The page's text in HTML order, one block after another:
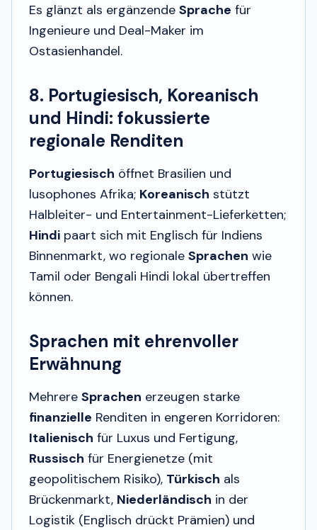
Es glänzt als ergänzende Sprache für
Ingenieure und Deal-Maker im
Ostasienhandel.
8. Portugiesisch, Koreanisch
und Hindi: fokussierte
regionale Renditen
Portugiesisch öffnet Brasilien und
lusophones Afrika; Koreanisch stützt
Halbleiter- und Entertainment-Lieferketten;
Hindi paart sich mit Englisch für Indiens
Binnenmarkt, wo regionale Sprachen wie
Tamil oder Bengali Hindi lokal übertreffen
können.
Sprachen mit ehrenvoller
Erwähnung
Mehrere Sprachen erzeugen starke
finanzielle Renditen in engeren Korridoren:
Italienisch für Luxus und Fertigung,
Russisch für Energienetze (mit
geopolitischem Risiko), Türkisch als
Brückenmarkt, Niederländisch in der
Logistik (Englisch drückt Prämien) und